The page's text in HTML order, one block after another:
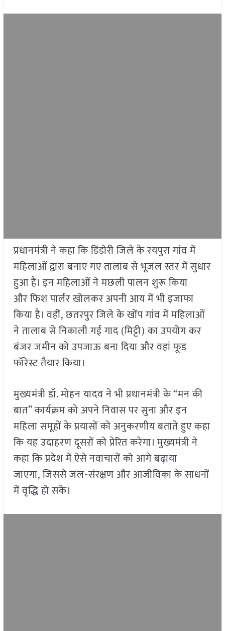
प्रधानमंत्री ने कहा कि डिंडोरी जिले के रयपुरा गांव में
महिलाओं द्वारा बनाए गए तालाब से भूजल स्तर में सुधार
हुआ है। इन महिलाओं ने मछली पालन शुरू किया
और फिश पार्लर खोलकर अपनी आय में भी इजाफा
किया है। वहीं, छतरपुर जिले के खोंप गांव में महिलाओं
ने तालाब से निकाली गई गाद (मिट्टी) का उपयोग कर
बंजर जमीन को उपजाऊ बना दिया और वहां फूड
फॉरेस्ट तैयार किया।
मुख्यमंत्री डॉ. मोहन यादव ने भी प्रधानमंत्री के “मन की
बात” कार्यक्रम को अपने निवास पर सुना और इन
महिला समूहों के प्रयासों को अनुकरणीय बताते हुए कहा
कि यह उदाहरण दूसरों को प्रेरित करेगा। मुख्यमंत्री ने
कहा कि प्रदेश में ऐसे नवाचारों को आगे बढ़ाया
जाएगा, जिससे जल-संरक्षण और आजीविका के साधनों
में वृद्धि हो सके।